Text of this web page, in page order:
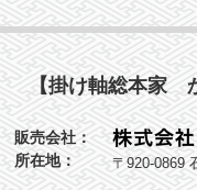
【掛け軸総本家
販売会社：
所在地：
〒920-0869